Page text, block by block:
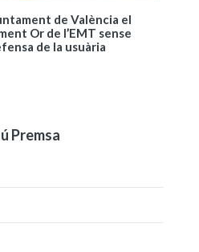
de València el
Or de l’EMT sense
de la usuària
Premsa